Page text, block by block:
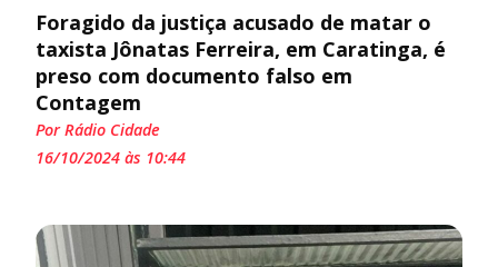
Foragido da justiça acusado de matar o
taxista Jônatas Ferreira, em Caratinga, é
preso com documento falso em
Contagem
Por Rádio Cidade
16/10/2024 às 10:44